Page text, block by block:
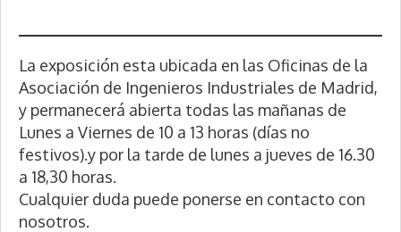
La exposición esta ubicada en las Oficinas de la
Asociación de Ingenieros Industriales de Madrid,
y permanecerá abierta todas las mañanas de
Lunes a Viernes de 10 a 13 horas (días no
festivos).y por la tarde de lunes a jueves de 16.30
a 18,30 horas.
Cualquier duda puede ponerse en contacto con
nosotros.